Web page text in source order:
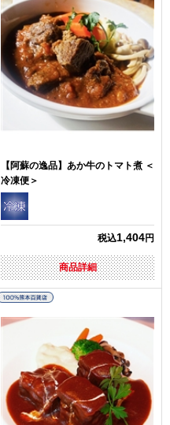
【阿蘇の逸品】あか牛のトマト煮 ＜
冷凍便＞
税込1,404円
商品詳細